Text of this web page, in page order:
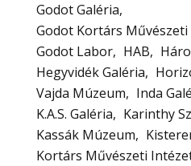
Godot Galéria
Godot Kortárs
Godot Labor
HAB
Hegyvidék Galéria
Vajda Múzeum
Inda
K.A.S. Galéria
Karinthy
Kassák Múzeum
Kortárs Művészeti